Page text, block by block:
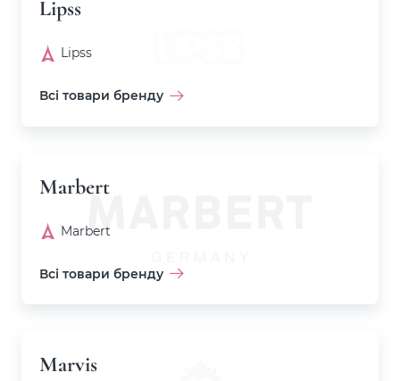
Lipss
Lipss
Всі товари бренду
Marbert
Marbert
Всі товари бренду
Marvis